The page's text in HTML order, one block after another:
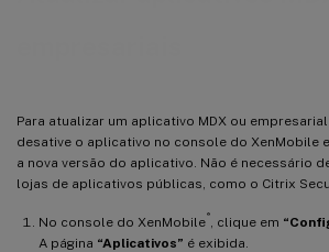
Para atualizar um aplicativo MDX ou
desative o aplicativo no console do XenMobile
a nova versão do aplicativo. Não é necessário
lojas de aplicativos públicas, como o Citrix
No console do XenMobile® , clique em
A página “Aplicativos” é exibida.